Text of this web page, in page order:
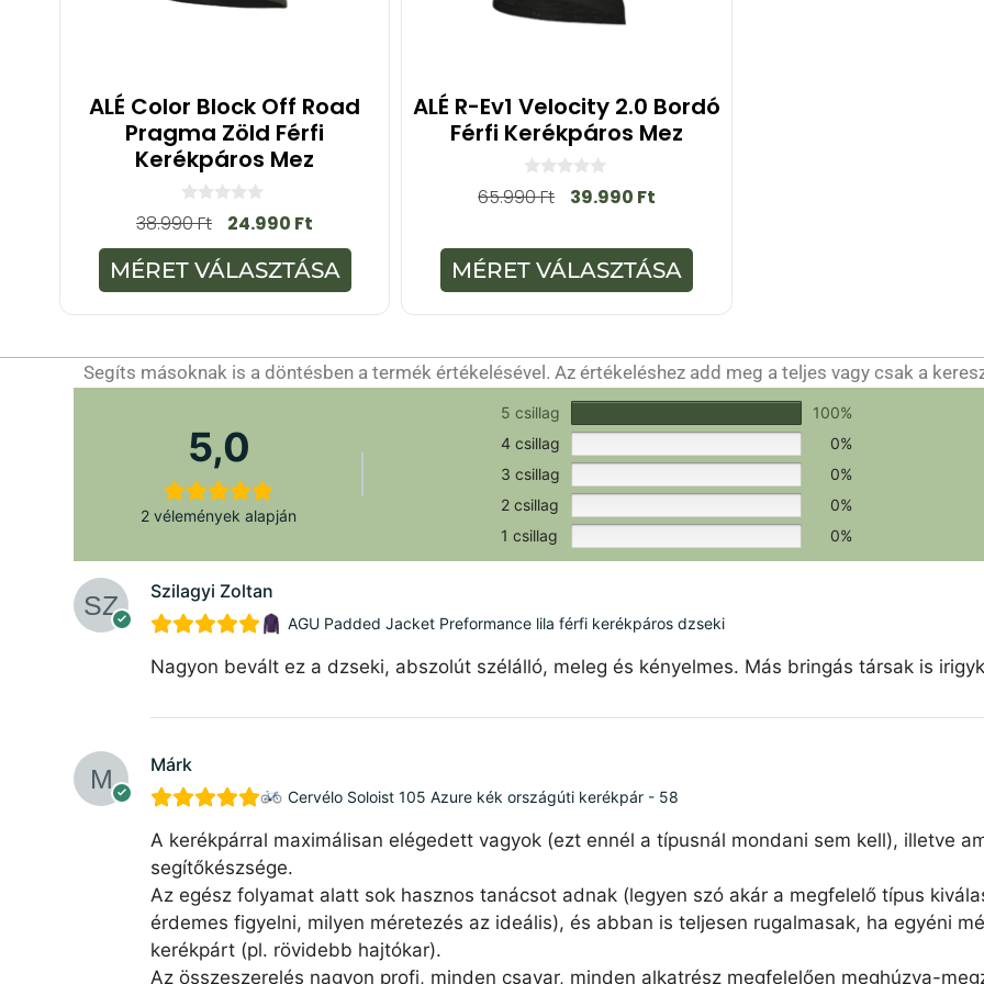
ALÉ Color Block Off Road
Pragma Zöld Férfi
Kerékpáros Mez
0
a
z
5
-
b
38.990Ft 24.990 Ft
MÉRET VÁLASZTÁSA
ALÉ R-Ev1 Velocity 2.0 Bordó
Férfi Kerékpáros Mez
0
a
-
b
ő
l
65.990Ft 39.990 Ft
MÉRET VÁLASZTÁSA
Értékeld a terméket!
Segíts másoknak is a döntésben a termék értékelésével. Az értékeléshez add meg a teljes vagy csak a
csak a hitelesítéshez szükséges.
5,0
2 vélemények alapján
5 csillag
100%
4 csillag
0%
3 csillag
0%
2 csillag
0%
1 csillag
0%
Szilagyi Zoltan
AGU Padded Jacket Preformance lila férfi kerékpáros dzseki
Nagyon bevált ez a dzseki, abszolút szélálló, meleg és kényelmes. Más bringás társak is
Márk
Cervélo Soloist 105 Azure kék országúti kerékpár - 58
A kerékpárral maximálisan elégedett vagyok (ezt ennél a típusnál mondani sem kell), illetve
segítőkészsége.
Az egész folyamat alatt sok hasznos tanácsot adnak (legyen szó akár a megfelelő típus
érdemes figyelni, milyen méretezés az ideális), és abban is teljesen rugalmasak, ha egyéni
kerékpárt (pl. rövidebb hajtókar).
Az összeszerelés nagyon profi, minden csavar, minden alkatrész megfelelően meghúzva-